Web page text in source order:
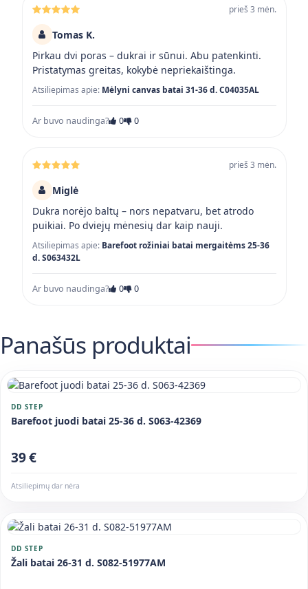
prieš 3 mėn.
Tomas K.
Pirkau dvi poras – dukrai ir sūnui. Abu patenkinti.
Pristatymas greitas, kokybė nepriekaištinga.
Atsiliepimas apie: Mėlyni canvas batai 31-36 d. C04035AL
Ar buvo naudinga? 0 0
prieš 3 mėn.
Miglė
Dukra norėjo baltų – nors nepatvaru, bet atrodo
puikiai. Po dviejų mėnesių dar kaip nauji.
Atsiliepimas apie: Barefoot rožiniai batai mergaitėms 25-36
d. S063432L
Ar buvo naudinga? 0 0
Panašūs produktai
DD STEP
Barefoot juodi batai 25-36 d. S063-42369
39 €
Atsiliepimų dar nėra
DD STEP
Žali batai 26-31 d. S082-51977AM